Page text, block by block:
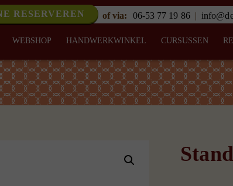
RESERVEREN of via: 06-53 77 19 86 |
WEBSHOP HANDWERKWINKEL CURSUSSEN